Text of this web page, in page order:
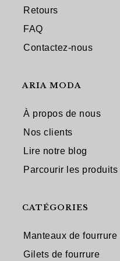
Retours
FAQ
Contactez-nous
ARIA MODA
À propos de nous
Nos clients
Lire notre blog
Parcourir les produits
CATÉGORIES
Manteaux de fourrure
Gilets de fourrure